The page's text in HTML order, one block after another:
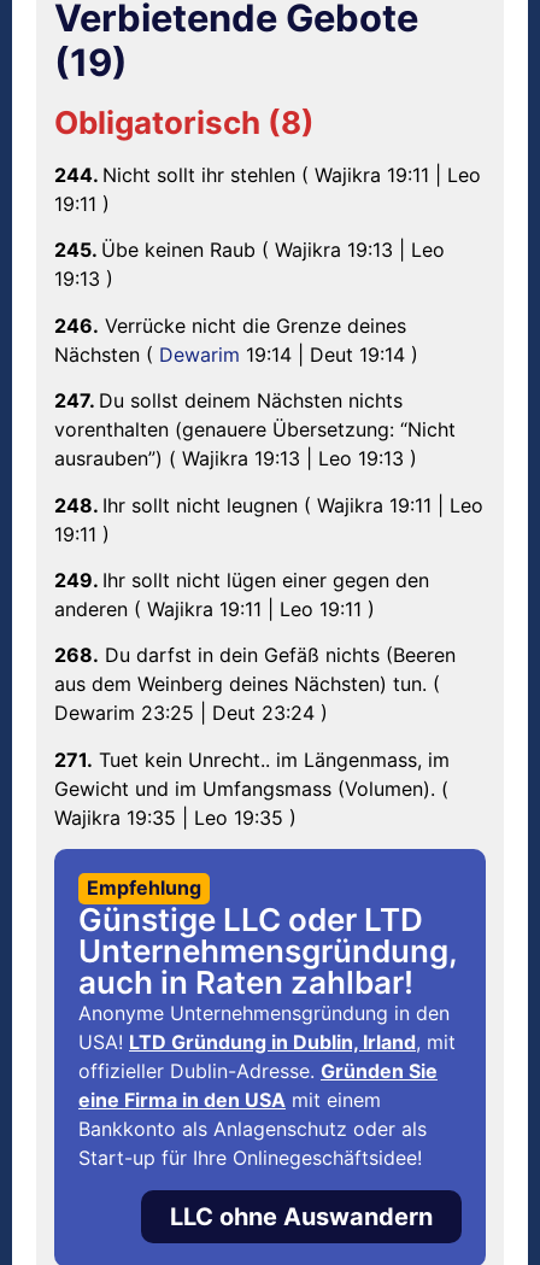
Verbietende Gebote
(19)
Obligatorisch (8)
244. Nicht sollt ihr stehlen ( Wajikra 19:11 | Leo
19:11 )
245. Übe keinen Raub ( Wajikra 19:13 | Leo
19:13 )
246. Verrücke nicht die Grenze deines
Nächsten ( Dewarim 19:14 | Deut 19:14 )
247. Du sollst deinem Nächsten nichts
vorenthalten (genauere Übersetzung: “Nicht
ausrauben”) ( Wajikra 19:13 | Leo 19:13 )
248. Ihr sollt nicht leugnen ( Wajikra 19:11 | Leo
19:11 )
249. Ihr sollt nicht lügen einer gegen den
anderen ( Wajikra 19:11 | Leo 19:11 )
268. Du darfst in dein Gefäß nichts (Beeren
aus dem Weinberg deines Nächsten) tun. (
Dewarim 23:25 | Deut 23:24 )
271. Tuet kein Unrecht.. im Längenmass, im
Gewicht und im Umfangsmass (Volumen). (
Wajikra 19:35 | Leo 19:35 )
Empfehlung
Günstige LLC oder LTD
Unternehmensgründung,
auch in Raten zahlbar!
Anonyme Unternehmensgründung in den
USA! LTD Gründung in Dublin, Irland, mit
offizieller Dublin-Adresse. Gründen Sie
eine Firma in den USA mit einem
Bankkonto als Anlagenschutz oder als
Start-up für Ihre Onlinegeschäftsidee!
LLC ohne Auswandern